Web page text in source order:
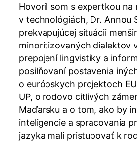
Hovoril som s expertkou na
v technológiách, Dr. Annou
prekvapujúcej situácii
minoritizovaných dialektov
prepojení lingvistiky a
posilňovaní postavenia
o európskych projektoch
UP, o rodovo citlivých
Maďarsku a o tom, ako by
inteligencie a spracovania
jazyka mali pristupovať k